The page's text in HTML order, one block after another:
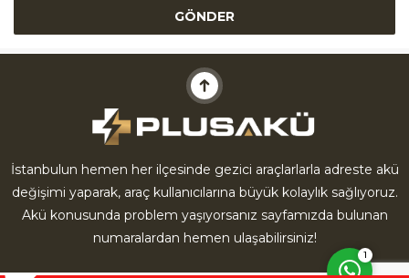
Cevap Yaz
1
İstanbulun hemen her ilçesinde gezici araçlarlarla adreste akü
değişimi yaparak, araç kullanıcılarına büyük kolaylık sağlıyoruz.
Akü konusunda problem yaşıyorsanız sayfamızda bulunan
numaralardan hemen ulaşabilirsiniz!